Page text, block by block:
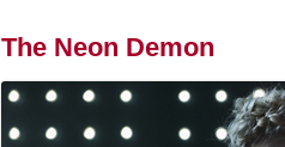
The Neon Demon